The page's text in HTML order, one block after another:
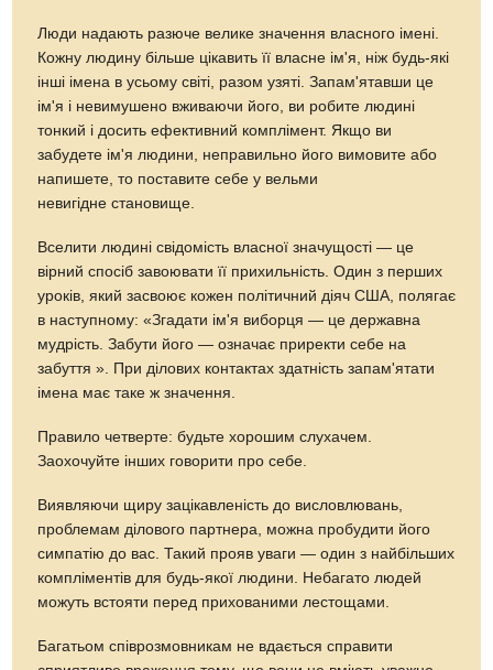
Люди надають разюче велике значення власного імені.
Кожну людину більше цікавить її власне ім'я, ніж будь-які
інші імена в усьому світі, разом узяті. Запам'ятавши це
ім'я і невимушено вживаючи його, ви робите людині
тонкий і досить ефективний комплімент. Якщо ви
забудете ім'я людини, неправильно його вимовите або
напишете, то поставите себе у вельми
невигідне становище.
Вселити людині свідомість власної значущості — це
вірний спосіб завоювати її прихильність. Один з перших
уроків, який засвоює кожен політичний діяч США, полягає
в наступному: «Згадати ім'я виборця — це державна
мудрість. Забути його — означає приректи себе на
забуття ». При ділових контактах здатність запам'ятати
імена має таке ж значення.
Правило четверте: будьте хорошим слухачем.
Заохочуйте інших говорити про себе.
Виявляючи щиру зацікавленість до висловлювань,
проблемам ділового партнера, можна пробудити його
симпатію до вас. Такий прояв уваги — один з найбільших
компліментів для будь-якої людини. Небагато людей
можуть встояти перед прихованими лестощами.
Багатьом співрозмовникам не вдається справити